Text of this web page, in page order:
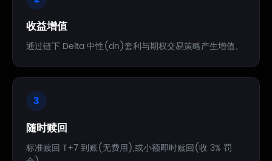
收益增值
通过链下 Delta 中性(dn)套利与期权交易策略产生增值。
3
随时赎回
标准赎回 T+7 到账(无费用),或小额即时赎回(收 3% 罚